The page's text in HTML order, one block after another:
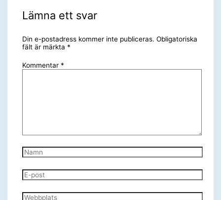
Lämna ett svar
Din e-postadress kommer inte publiceras. Obligatoriska
fält är märkta *
Kommentar *
Namn
E-
post
Webbplats